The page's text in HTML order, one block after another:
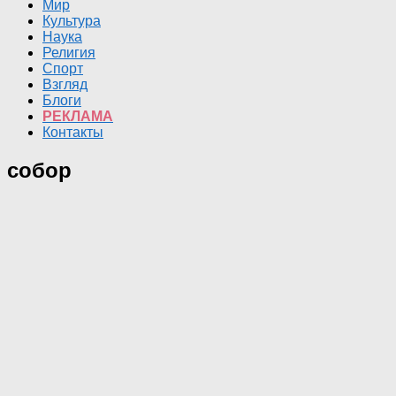
Мир
Культура
Наука
Религия
Спорт
Взгляд
Блоги
РЕКЛАМА
Контакты
собор